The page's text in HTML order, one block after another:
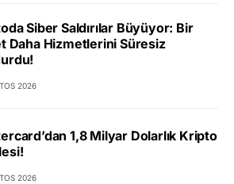
Siber Saldırılar Büyüyor: Bir
Daha Hizmetlerini Süresiz
2026
1,8 Milyar Dolarlık Kripto
2026